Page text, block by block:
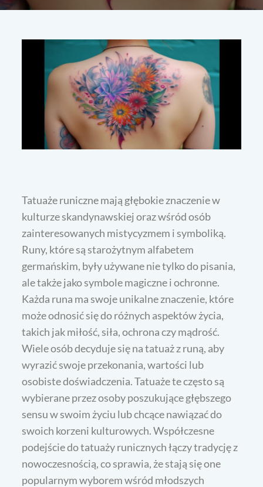
Tatuaże runiczne mają głębokie znaczenie w
kulturze skandynawskiej oraz wśród osób
zainteresowanych mistycyzmem i symboliką.
Runy, które są starożytnym alfabetem
germańskim, były używane nie tylko do pisania,
ale także jako symbole magiczne i ochronne.
Każda runa ma swoje unikalne znaczenie, które
może odnosić się do różnych aspektów życia,
takich jak miłość, siła, ochrona czy mądrość.
Wiele osób decyduje się na tatuaż z runą, aby
wyrazić swoje przekonania, wartości lub
osobiste doświadczenia. Tatuaże te często są
wybierane przez osoby poszukujące głębszego
sensu w swoim życiu lub chcące nawiązać do
swoich korzeni kulturowych. Współczesne
podejście do tatuaży runicznych łączy tradycję z
nowoczesnością, co sprawia, że stają się one
popularnym wyborem wśród młodszych